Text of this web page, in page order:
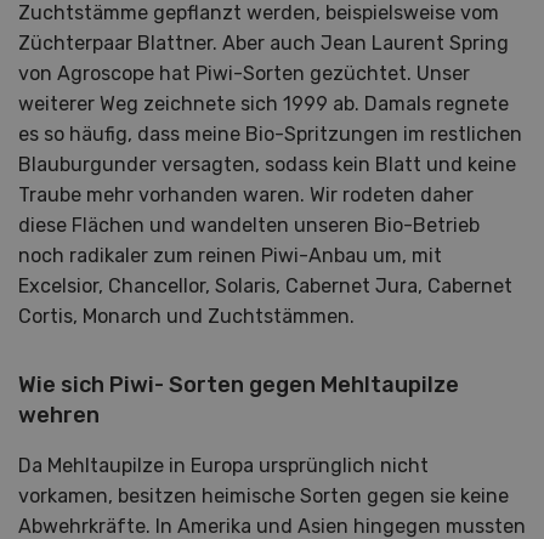
Zuchtstämme gepflanzt werden, beispielsweise vom
Züchterpaar Blattner. Aber auch Jean Laurent Spring
von Agroscope hat Piwi-Sorten gezüchtet. Unser
weiterer Weg zeichnete sich 1999 ab. Damals regnete
es so häufig, dass meine Bio-Spritzungen im restlichen
Blauburgunder versagten, sodass kein Blatt und keine
Traube mehr vorhanden waren. Wir rodeten daher
diese Flächen und wandelten unseren Bio-Betrieb
noch radikaler zum reinen Piwi-Anbau um, mit
Excelsior, Chancellor, Solaris, Cabernet Jura, Cabernet
Cortis, Monarch und Zuchtstämmen.
Wie sich Piwi- Sorten gegen Mehltaupilze
wehren
Da Mehltaupilze in Europa ursprünglich nicht
vorkamen, besitzen heimische Sorten gegen sie keine
Abwehrkräfte. In Amerika und Asien hingegen mussten